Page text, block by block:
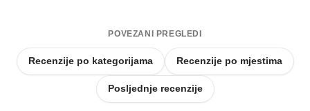
POVEZANI PREGLEDI
Recenzije po kategorijama Recenzije po mjestima
Posljednje recenzije